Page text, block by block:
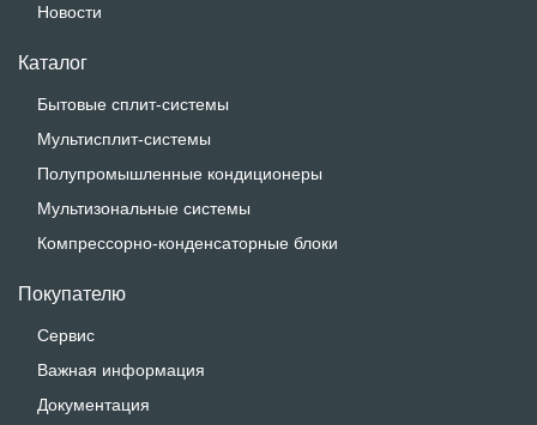
Новости
Каталог
Бытовые сплит-системы
Мультисплит-системы
Полупромышленные кондиционеры
Мультизональные системы
Компрессорно-конденсаторные блоки
Покупателю
Сервис
Важная информация
Документация